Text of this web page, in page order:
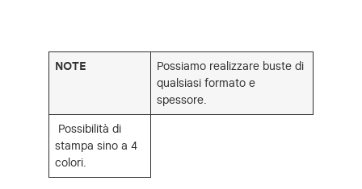
NOTE
Possiamo realizzare buste di
qualsiasi formato e
spessore.
Possibilità di
stampa sino a 4
colori.